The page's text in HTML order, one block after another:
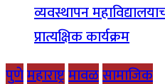
पुणेमहाराष्ट्रमावळसामाजिक